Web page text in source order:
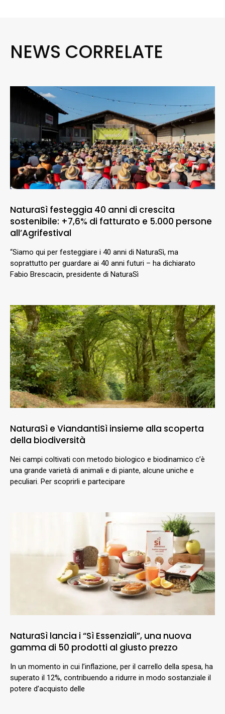
NEWS CORRELATE
NaturaSì festeggia 40 anni di crescita
sostenibile: +7,6% di fatturato e 5.000 persone
all’Agrifestival
“Siamo qui per festeggiare i 40 anni di NaturaSì, ma
soprattutto per guardare ai 40 anni futuri – ha dichiarato
Fabio Brescacin, presidente di NaturaSì
NaturaSì e ViandantiSì insieme alla scoperta
della biodiversità
Nei campi coltivati con metodo biologico e biodinamico c’è
una grande varietà di animali e di piante, alcune uniche e
peculiari. Per scoprirli e partecipare
NaturaSì lancia i “Sì Essenziali”, una nuova
gamma di 50 prodotti al giusto prezzo
In un momento in cui l’inflazione, per il carrello della spesa, ha
superato il 12%, contribuendo a ridurre in modo sostanziale il
potere d’acquisto delle